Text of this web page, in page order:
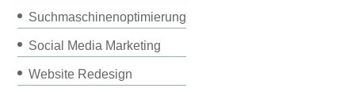
Suchmaschinenoptimierung
Social Media Marketing
Website Redesign